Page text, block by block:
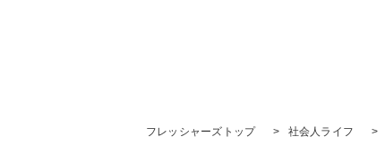
フレッシャーズトップ > 社会人ライフ >